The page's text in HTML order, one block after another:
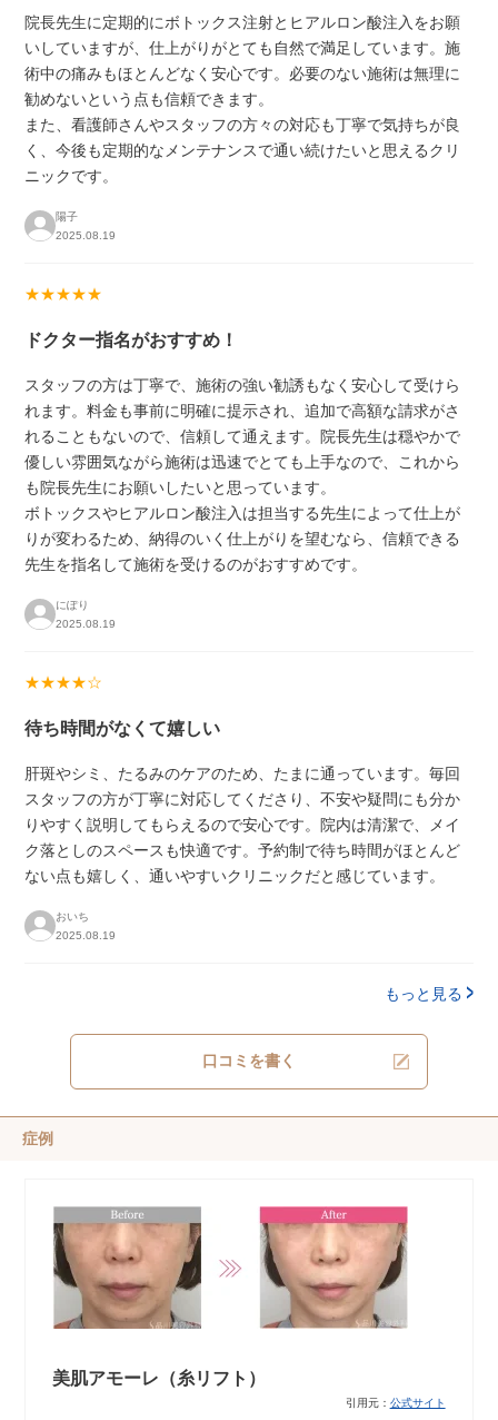
院長先生に定期的にボトックス注射とヒアルロン酸注入をお願
いしていますが、仕上がりがとても自然で満足しています。施
術中の痛みもほとんどなく安心です。必要のない施術は無理に
勧めないという点も信頼できます。
また、看護師さんやスタッフの方々の対応も丁寧で気持ちが良
く、今後も定期的なメンテナンスで通い続けたいと思えるクリ
ニックです。
陽子
2025.08.19
★★★★★
ドクター指名がおすすめ！
スタッフの方は丁寧で、施術の強い勧誘もなく安心して受けら
れます。料金も事前に明確に提示され、追加で高額な請求がさ
れることもないので、信頼して通えます。院長先生は穏やかで
優しい雰囲気ながら施術は迅速でとても上手なので、これから
も院長先生にお願いしたいと思っています。
ボトックスやヒアルロン酸注入は担当する先生によって仕上が
りが変わるため、納得のいく仕上がりを望むなら、信頼できる
先生を指名して施術を受けるのがおすすめです。
にぽり
2025.08.19
★★★★☆
待ち時間がなくて嬉しい
肝斑やシミ、たるみのケアのため、たまに通っています。毎回
スタッフの方が丁寧に対応してくださり、不安や疑問にも分か
りやすく説明してもらえるので安心です。院内は清潔で、メイ
ク落としのスペースも快適です。予約制で待ち時間がほとんど
ない点も嬉しく、通いやすいクリニックだと感じています。
おいち
2025.08.19
もっと見る
口コミを書く
症例
美肌アモーレ（糸リフト）
引用元： 公式サイト